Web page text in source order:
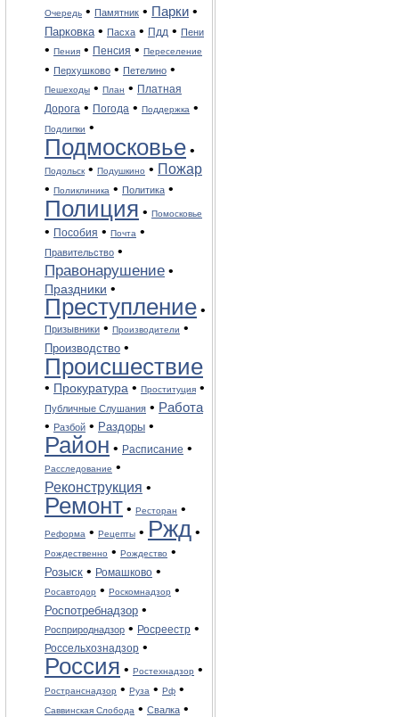
Очередь • Памятник • Парки •
Парковка • Пасха • Пдд • Пени
• Пения • Пенсия • Переселение
• Перхушково • Петелино •
Пешеходы • План • Платная
Дорога • Погода • Поддержка •
Подлипки •
Подмосковье •
Подольск • Подушкино • Пожар
• Поликлиника • Политика •
Полиция • Помосковье
• Пособия • Почта •
Правительство •
Правонарушение •
Праздники •
Преступление •
Призывники • Производители •
Производство •
Происшествие
• Прокуратура • Проституция •
Публичные Слушания • Работа
• Разбой • Раздоры •
Район • Расписание •
Расследование •
Реконструкция •
Ремонт • Ресторан •
Реформа • Рецепты • Ржд •
Рождественно • Рождество •
Розыск • Ромашково •
Росавтодор • Роскомнадзор •
Роспотребнадзор •
Росприроднадзор • Росреестр •
Россельхознадзор •
Россия • Ростехнадзор •
Ространснадзор • Руза • Рф •
Саввинская Слобода • Свалка •